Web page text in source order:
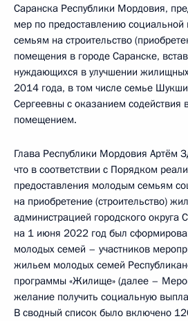
Саранска Республики Мордовия,
мер по предоставлению
семьям на строительство
помещения в городе Саранске,
нуждающихся в улучшении
2014 года, в том числе семье
Сергеевны с оказанием содействия
помещением.
Глава Республики Мордовия Артём
что в соответствии с Порядком
предоставления молодым семьям
на приобретение (строительство)
администрацией городского округа
на 1 июня 2022 год был
молодых семей – участников
жильем молодых семей
программы «Жилище» (далее –
желание получить социальную
В сводный список было включено